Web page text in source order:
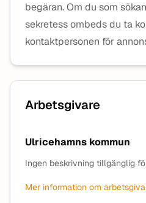
begäran. Om du som
sekretess ombeds du ta
kontaktpersonen för
Arbetsgivare
Ulricehamns kommun
Ingen beskrivning tillgänglig
Mer information om